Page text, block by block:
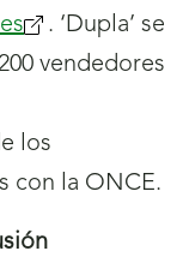
. ‘Dupla’ se
vendedores
los
con la ONCE.